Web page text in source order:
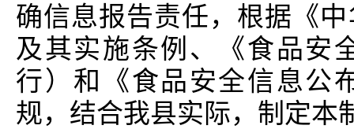
确信息报告责任，根据《
及其实施条例、《食品安
行）和《食品安全信息公
规，结合我县实际，制定本